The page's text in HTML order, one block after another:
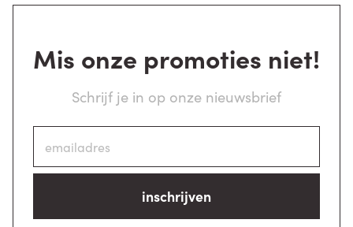
Mis onze promoties niet!
Schrijf je in op onze nieuwsbrief
inschrijven